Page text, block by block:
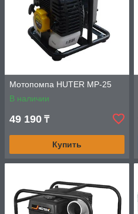
Мотопомпа HUTER MP-25
В наличии
49 190 ₸
Купить